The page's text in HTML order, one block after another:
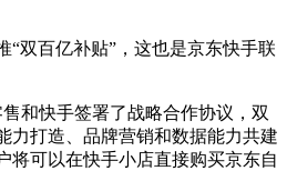
百亿补贴”，这也是京东快手联
快手签署了战略合作协议，双
力打造、品牌营销和数据能力共建
将可以在快手小店直接购买京东自